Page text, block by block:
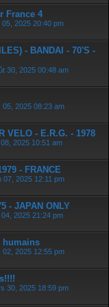
France 4
05, 2025 20:40 pm
- BANDAI - 70'S -
30, 2025 00:48 am
05, 2025 08:23 am
VELO - E.R.G. - 1978
2025 10:51 am
- FRANCE
07, 2025 12:11 pm
- JAPAN ONLY
04, 2025 21:24 pm
humains
02, 2025 12:55 pm
30, 2025 18:59 pm